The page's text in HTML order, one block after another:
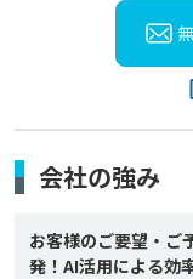
会社の強み
お客様のご要望・ご
発！AI活用による効